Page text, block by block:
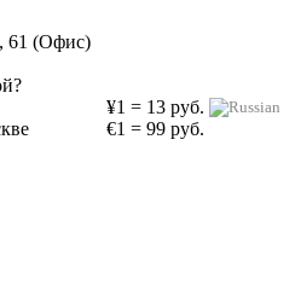
61 (Офис)
¥1 = 13 руб.
€1 = 99 руб.